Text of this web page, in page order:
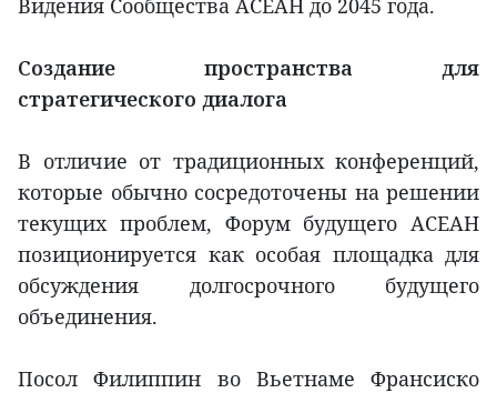
Видения Сообщества АСЕАН до 2045 года.
Создание пространства для
стратегического диалога
В отличие от традиционных конференций,
которые обычно сосредоточены на решении
текущих проблем, Форум будущего АСЕАН
позиционируется как особая площадка для
обсуждения долгосрочного будущего
объединения.
Посол Филиппин во Вьетнаме Франсиско